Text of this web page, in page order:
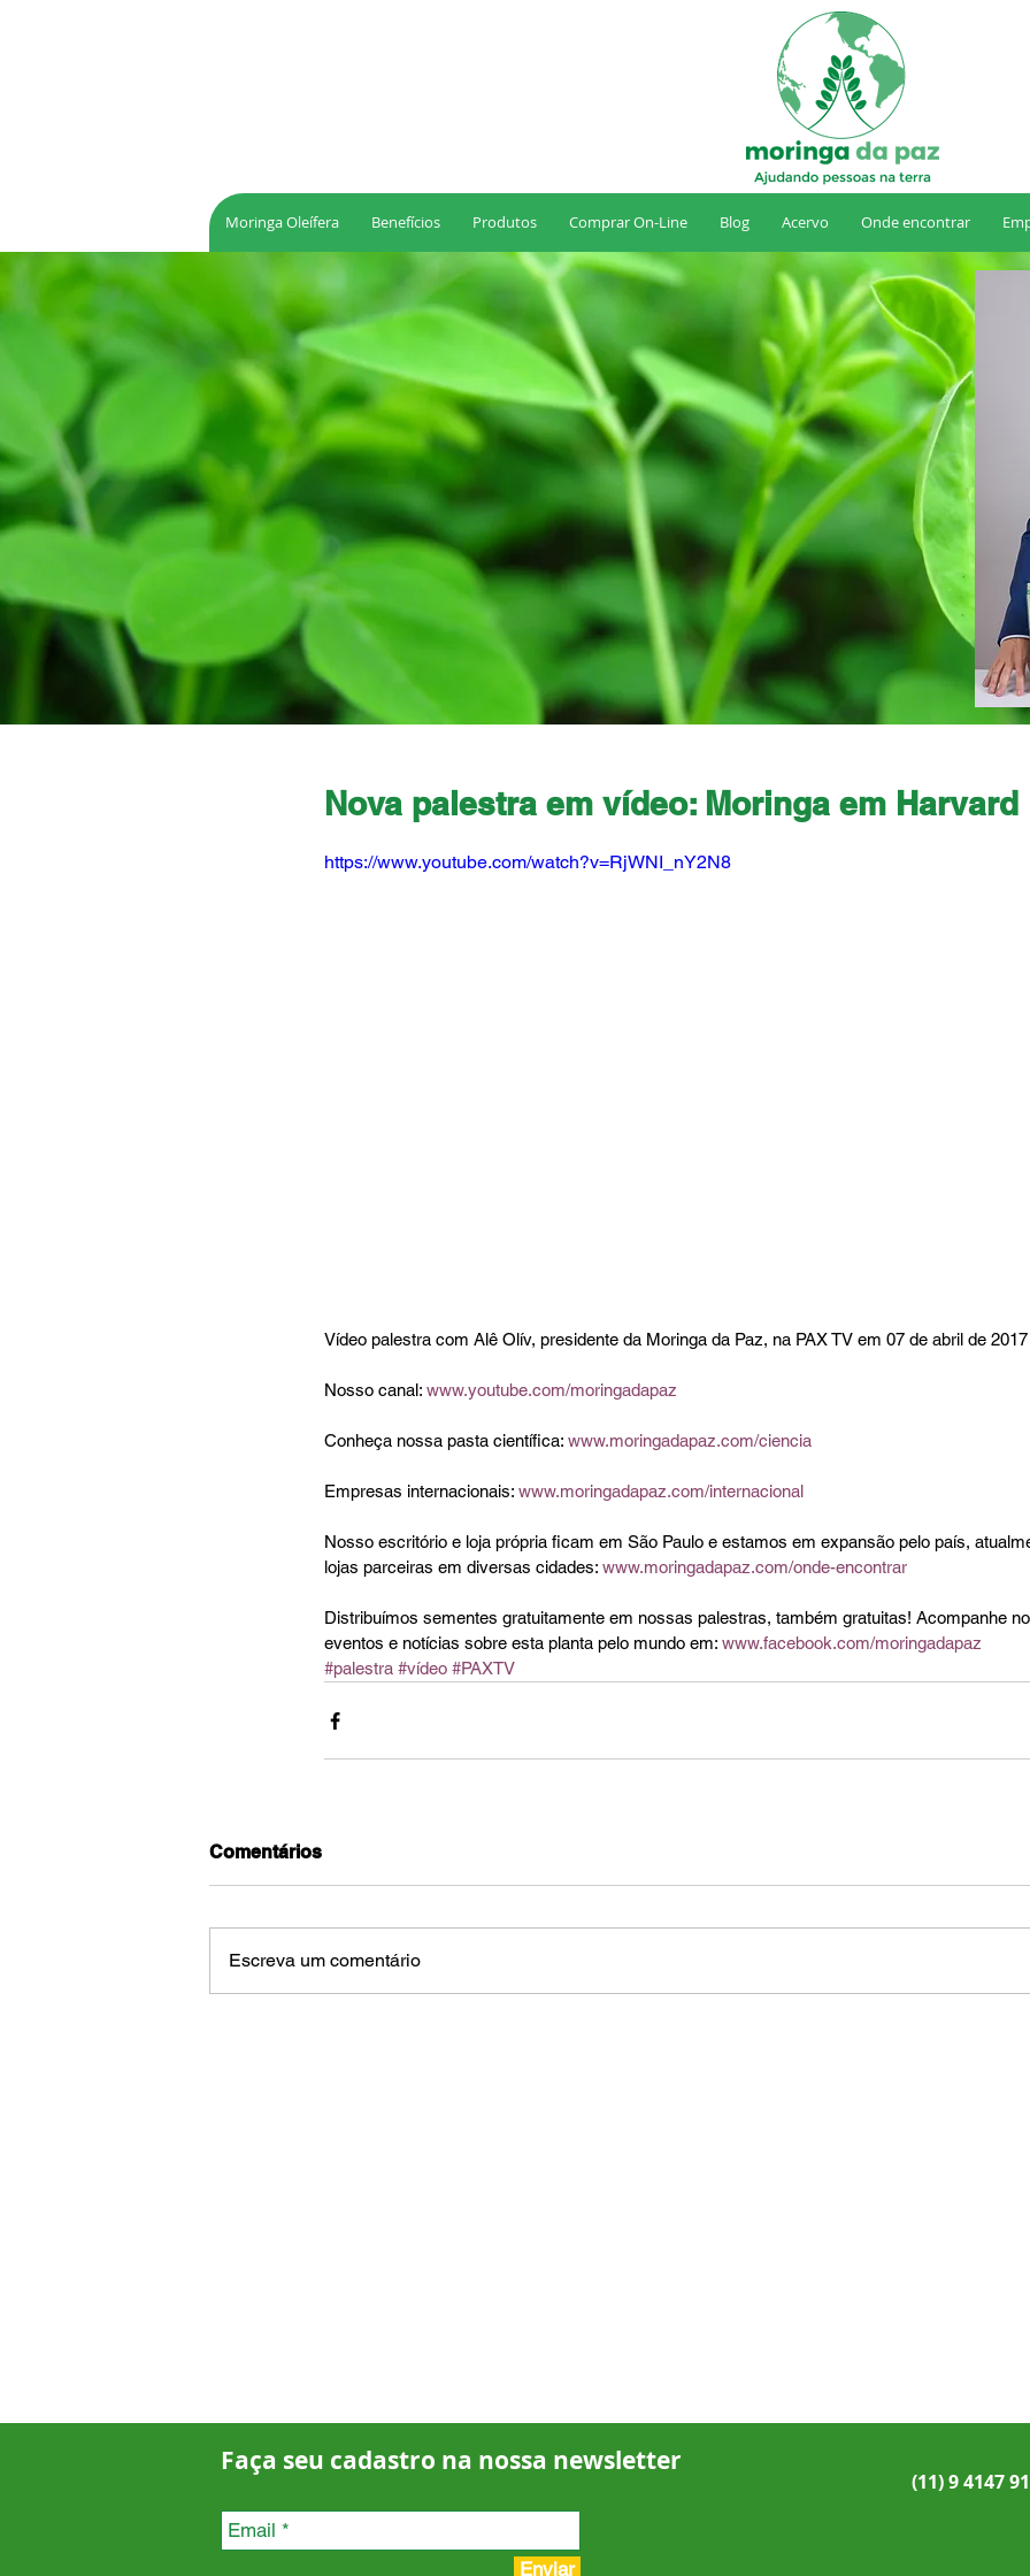
Moringa Oleífera Benefícios Produtos Comprar On-Line Blog Acervo Onde encontrar
Nova palestra em vídeo: Moringa em Harvard
https://www.youtube.com/watch?v=RjWNI_nY2N8
Vídeo palestra com Alê Olív, presidente da Moringa da Paz, na PAX TV em 07 de abril de 2017
Nosso canal: www.youtube.com/moringadapaz
Conheça nossa pasta científica: www.moringadapaz.com/ciencia
Empresas internacionais: www.moringadapaz.com/internacional
Nosso escritório e loja própria ficam em São Paulo e estamos em expansão pelo país,
lojas parceiras em diversas cidades: www.moringadapaz.com/onde-encontrar
Distribuímos sementes gratuitamente em nossas palestras, também gratuitas! Acompanhe
eventos e notícias sobre esta planta pelo mundo em: www.facebook.com/moringadapaz​
#palestra #vídeo #PAXTV
Comentários
Escreva um comentário
Faça seu cadastro na nossa newsletter
(11) 9 4147
Enviar